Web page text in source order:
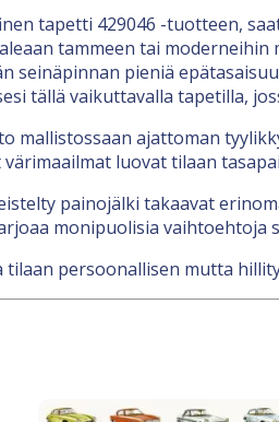
tapetti 429046 -tuotteen,
tammeen tai
seinäpinnan pieniä
tällä vaikuttavalla tapetilla,
mallistossaan ajattoman
luovat tilaan
painojälki takaavat
monipuolisia vaihtoehtoja
persoonallisen mutta